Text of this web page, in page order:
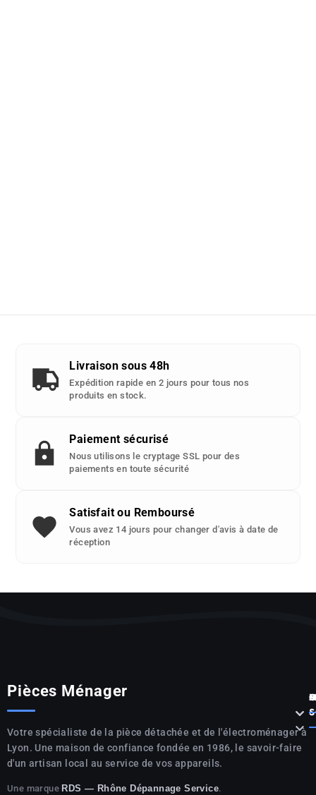
Livraison sous 48h
Expédition rapide en 2 jours pour tous nos
produits en stock.
Paiement sécurisé
Nous utilisons le cryptage SSL pour des
paiements en toute sécurité
Satisfait ou Remboursé
Vous avez 14 jours pour changer d'avis à date de
réception
Pièces Ménager
Votre spécialiste de la pièce détachée et de l'électroménager à
Lyon. Une maison de confiance fondée en 1986, le savoir-faire
d'un artisan local au service de vos appareils.
Une marque RDS — Rhône Dépannage Service.



